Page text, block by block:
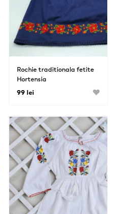
Rochie traditionala fetite
Hortensia
99 lei